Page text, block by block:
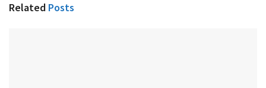
Related Posts